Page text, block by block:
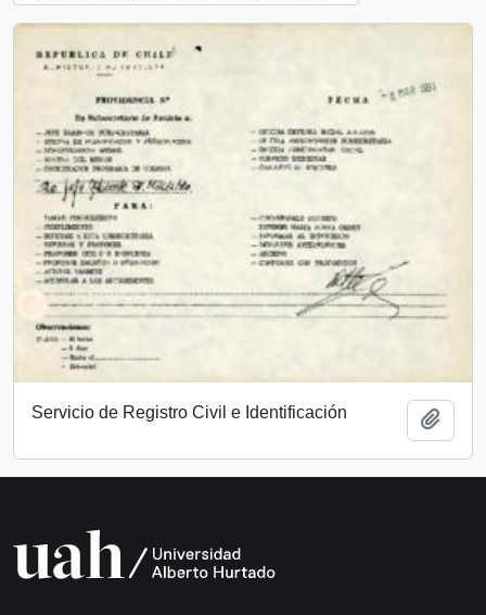
Servicio de Registro Civil e Identificación